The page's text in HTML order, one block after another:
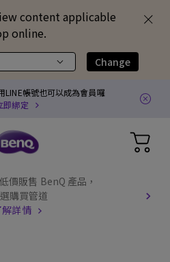
content applicable
online.
Change
LINE帳號也可以成為會員囉
即綁定
價販售 BenQ 產品，
購買管道
解詳情